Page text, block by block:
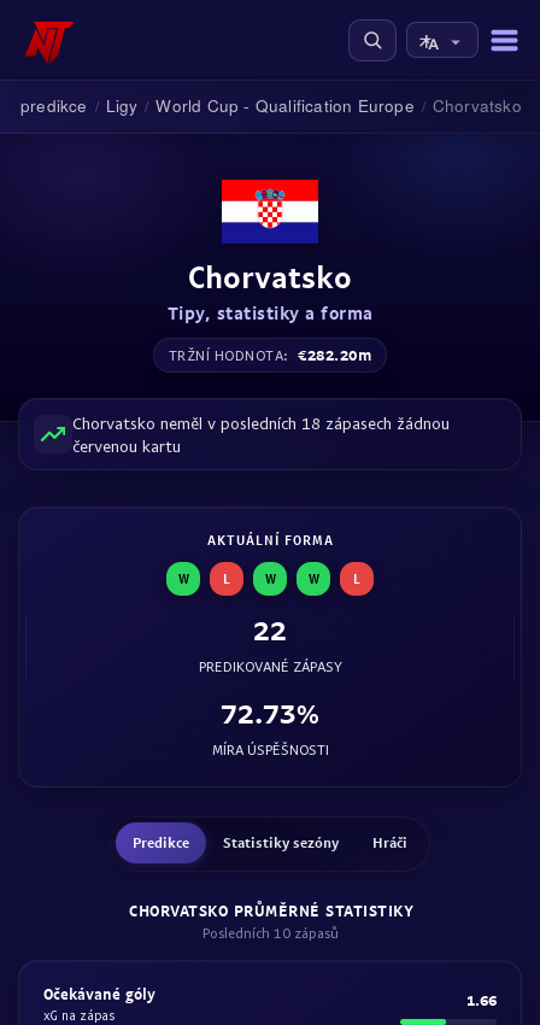
predikce / Ligy / World Cup - Qualification Europe / Chorvatsko
Chorvatsko
Tipy, statistiky a forma
TRŽNÍ HODNOTA: €282.20m
Chorvatsko neměl v posledních 18 zápasech žádnou
červenou kartu
AKTUÁLNÍ FORMA
W L W W L
22
PREDIKOVANÉ ZÁPASY
72.73%
MÍRA ÚSPĚŠNOSTI
Predikce Statistiky sezóny Hráči
CHORVATSKO PRŮMĚRNÉ STATISTIKY
Posledních 10 zápasů
Očekávané góly
xG na zápas
1.66